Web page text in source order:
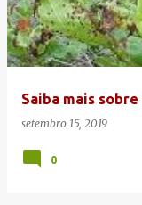
Saiba mais
setembro 15, 2019
0